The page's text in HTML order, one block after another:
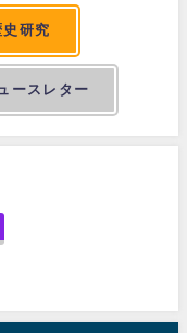
研究
ースレター